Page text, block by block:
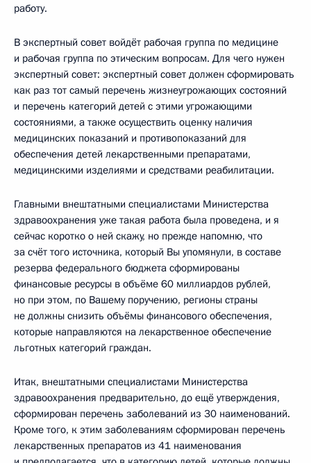
работу.
В экспертный совет войдёт рабочая группа по медицине
и рабочая группа по этическим вопросам. Для чего нужен
экспертный совет: экспертный совет должен сформировать
как раз тот самый перечень жизнеугрожающих состояний
и перечень категорий детей с этими угрожающими
состояниями, а также осуществить оценку наличия
медицинских показаний и противопоказаний для
обеспечения детей лекарственными препаратами,
медицинскими изделиями и средствами реабилитации.
Главными внештатными специалистами Министерства
здравоохранения уже такая работа была проведена, и я
сейчас коротко о ней скажу, но прежде напомню, что
за счёт того источника, который Вы упомянули, в составе
резерва федерального бюджета сформированы
финансовые ресурсы в объёме 60 миллиардов рублей,
но при этом, по Вашему поручению, регионы страны
не должны снизить объёмы финансового обеспечения,
которые направляются на лекарственное обеспечение
льготных категорий граждан.
Итак, внештатными специалистами Министерства
здравоохранения предварительно, до ещё утверждения,
сформирован перечень заболеваний из 30 наименований.
Кроме того, к этим заболеваниям сформирован перечень
лекарственных препаратов из 41 наименования